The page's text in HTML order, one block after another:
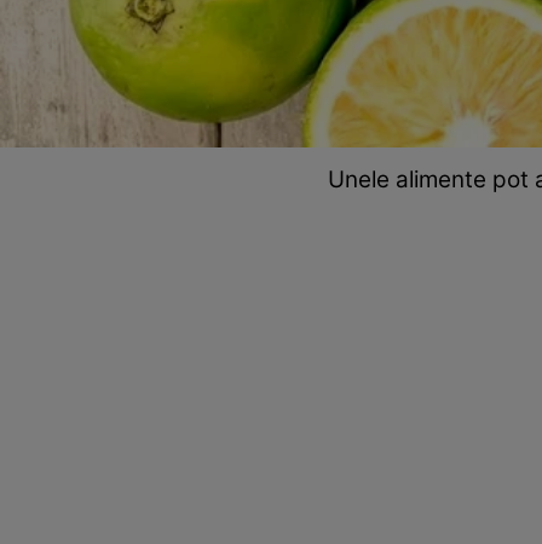
Unele alimente pot